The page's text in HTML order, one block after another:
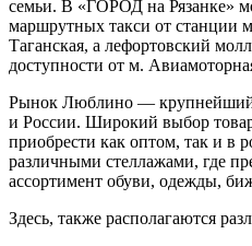
семьи. В «ГОРОД на Рязанке»
маршрутных такси от станции
Таганская, а лефортовский
доступности от м.
Рынок Люблино —
и России. Широкий выбор
приобрести как оптом, так и в
различными стеллажами, где
ассортимент обуви, одежды,
Здесь, также располагаются